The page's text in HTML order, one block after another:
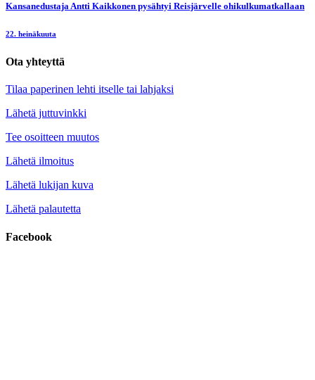
Kansanedustaja Antti Kaikkonen pysähtyi Reisjärvelle ohikulkumatkallaan
22. heinäkuuta
Ota yhteyttä
Tilaa paperinen lehti itselle tai lahjaksi
Lähetä juttuvinkki
Tee osoitteen muutos
Lähetä ilmoitus
Lähetä lukijan kuva
Lähetä palautetta
Facebook